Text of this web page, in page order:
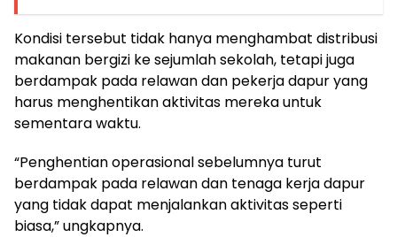
Kondisi tersebut tidak hanya menghambat distribusi
makanan bergizi ke sejumlah sekolah, tetapi juga
berdampak pada relawan dan pekerja dapur yang
harus menghentikan aktivitas mereka untuk
sementara waktu.
“Penghentian operasional sebelumnya turut
berdampak pada relawan dan tenaga kerja dapur
yang tidak dapat menjalankan aktivitas seperti
biasa,” ungkapnya.